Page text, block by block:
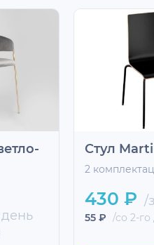
Стул
2
430 ₽ /
55 ₽ /со 2-го